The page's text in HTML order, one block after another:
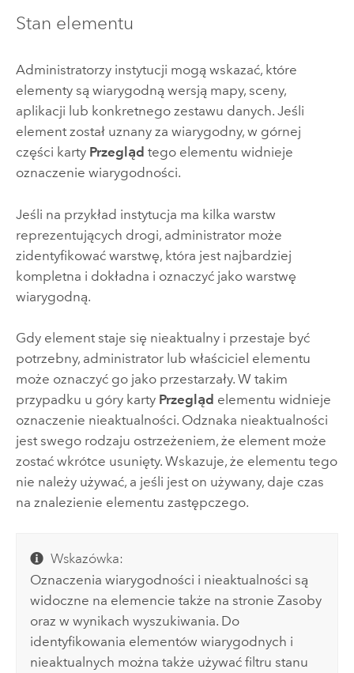
Stan elementu
Administratorzy instytucji mogą wskazać, które
elementy są wiarygodną wersją mapy, sceny,
aplikacji lub konkretnego zestawu danych. Jeśli
element został uznany za wiarygodny, w górnej
części karty Przegląd tego elementu widnieje
oznaczenie wiarygodności.
Jeśli na przykład instytucja ma kilka warstw
reprezentujących drogi, administrator może
zidentyfikować warstwę, która jest najbardziej
kompletna i dokładna i oznaczyć jako warstwę
wiarygodną.
Gdy element staje się nieaktualny i przestaje być
potrzebny, administrator lub właściciel elementu
może oznaczyć go jako przestarzały. W takim
przypadku u góry karty Przegląd elementu widnieje
oznaczenie nieaktualności. Odznaka nieaktualności
jest swego rodzaju ostrzeżeniem, że element może
zostać wkrótce usunięty. Wskazuje, że elementu tego
nie należy używać, a jeśli jest on używany, daje czas
na znalezienie elementu zastępczego.
Wskazówka:
Oznaczenia wiarygodności i nieaktualności są
widoczne na elemencie także na stronie Zasoby
oraz w wynikach wyszukiwania. Do
identyfikowania elementów wiarygodnych i
nieaktualnych można także używać filtru stanu